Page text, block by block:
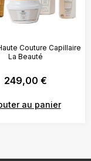
Couture Capillaire
La Beauté
249,00 €
au panier